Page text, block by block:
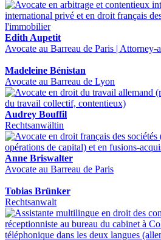
Edith Aupetit
Avocate au Barreau de Paris |
Madeleine Bénistan
Avocate au Barreau de Lyon
Audrey Bouffil
Rechtsanwältin
Anne Briswalter
Avocate au Barreau de Paris
Tobias Brünker
Rechtsanwalt